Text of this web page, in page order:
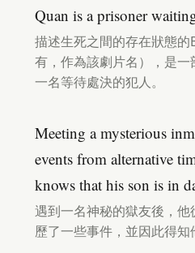
Quan is a prisoner
描述生死之間的存在狀態
有，作為該劇片名），是
一名等待處決的犯人。
Meeting a mysterious
events from alternative
knows that his son is in
遇到一名神秘的獄友後，
歷了一些事件，並因此得知